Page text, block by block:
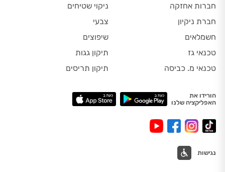
חברות אחזקה
חברת ניקיון
חשמלאים
טכנאי גז
טכנאי מ. כביסה
ניקוי שטיחים
צבעי
שיפוצים
תיקון גגות
תיקון תריסים
הורידו את
האפליקציה שלנו
נגישות